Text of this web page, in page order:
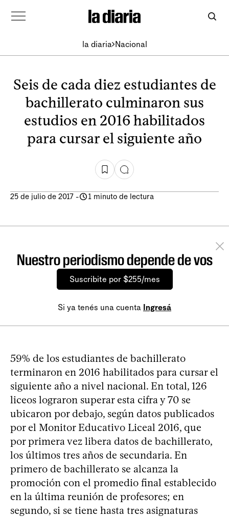
la diaria Nacional
Seis de cada diez estudiantes de
bachillerato culminaron sus
estudios en 2016 habilitados
para cursar el siguiente año
25 de julio de 2017 - 1 minuto de lectura
Nuestro periodismo depende de vos
Suscribite por $255/mes
Si ya tenés una cuenta Ingresá
59% de los estudiantes de bachillerato
terminaron en 2016 habilitados para cursar el
siguiente año a nivel nacional. En total, 126
liceos lograron superar esta cifra y 70 se
ubicaron por debajo, según datos publicados
por el Monitor Educativo Liceal 2016, que
por primera vez libera datos de bachillerato,
los últimos tres años de secundaria. En
primero de bachillerato se alcanza la
promoción con el promedio final establecido
en la última reunión de profesores; en
segundo, si se tiene hasta tres asignaturas